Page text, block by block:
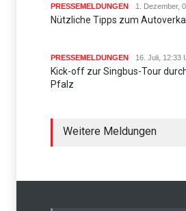
PRESSEMELDUNGEN 1. Dezember,
Nützliche Tipps zum
PRESSEMELDUNGEN 16. Juli, 12:33
Kick-off zur Singbus-Tour
Pfalz
Weitere Meldungen